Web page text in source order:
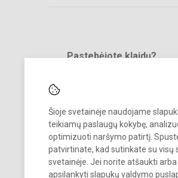
Šioje svetainėje naudojame
teikiamų paslaugų kokybę,
optimizuoti naršymo patirtį.
patvirtinate, kad sutinkate su visų
svetainėje. Jei norite atšaukti
apsilankyti slapukų valdymo
Pastebėjote klaidų?
© 2026. Panevėžio Juozo Balčikonio